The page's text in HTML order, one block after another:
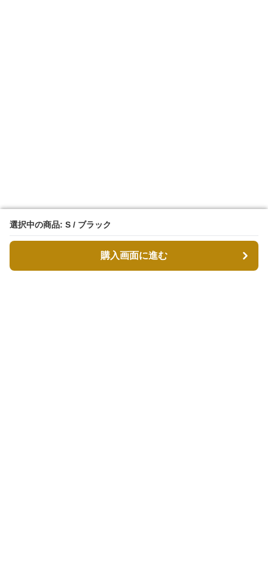
選択中の商品: S / ブラック
購入画面に進む
選択中の商品: S / ブラック
購入画面に進む